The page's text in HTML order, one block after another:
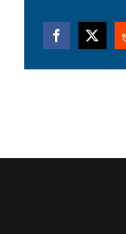
Facebook
X